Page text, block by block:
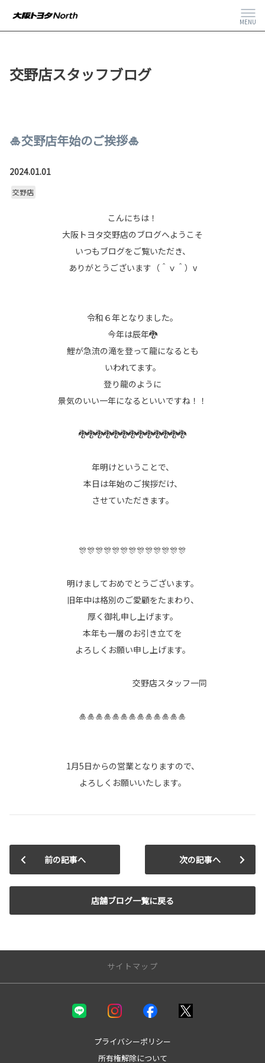
MENU
交野店スタッフブログ
🎍交野店年始のご挨拶🎍
2024.01.01
交野店
こんにちは！
大阪トヨタ交野店のブログへようこそ
いつもブログをご覧いただき、
ありがとうございます（＾ｖ＾）v
令和６年となりました。
今年は辰年🐉
鯉が急流の滝を登って龍になるとも
いわれてます。
登り龍のように
景気のいい一年になるといいですね！！
🐉🐉🐉🐉🐉🐉🐉🐉🐉🐉🐉🐉🐉
年明けということで、
本日は年始のご挨拶だけ、
させていただきます。
🎊🎊🎊🎊🎊🎊🎊🎊🎊🎊🎊🎊🎊
明けましておめでとうございます。
旧年中は格別のご愛顧をたまわり、
厚く御礼申し上げます。
本年も一層のお引き立てを
よろしくお願い申し上げます。
交野店スタッフ一同
🎍🎍🎍🎍🎍🎍🎍🎍🎍🎍🎍🎍🎍
1月5日からの営業となりますので、
よろしくお願いいたします。
前の記事へ
店舗ブログ一覧に戻る
次の記事へ
サイトマップ
プライバシーポリシー
所有権解除について